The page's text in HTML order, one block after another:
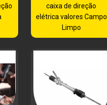
caixa de direção
elétrica valores Campo
Limpo